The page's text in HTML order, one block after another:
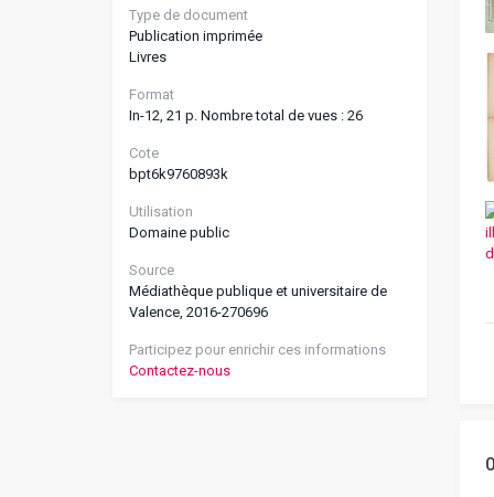
Type de document
Publication imprimée
Livres
Format
In-12, 21 p. Nombre total de vues : 26
Cote
bpt6k9760893k
Utilisation
Domaine public
Source
Médiathèque publique et universitaire de
Valence, 2016-270696
Participez pour enrichir ces informations
Contactez-nous